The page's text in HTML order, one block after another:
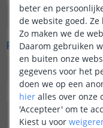
Garantie
2
Fysieke
Vormgeving/stijl
Materiaal
Kleur
Wit
beter en
de website goed.
Zo maken we de
Daarom gebruiken
en buiten onze
gegevens voor het
doen we op een
hier alles over onze
'Accepteer' om te
Kiest u voor